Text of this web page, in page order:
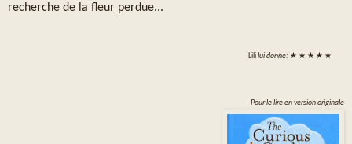
recherche de la fleur perdue...
Lililui donne: ★ ★ ★ ★ ★
Pour le lire en version originale